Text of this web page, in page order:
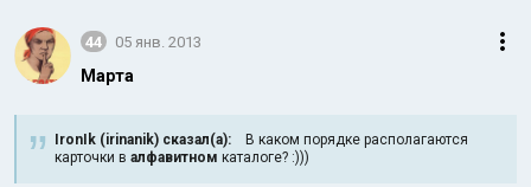
44 05 янв. 2013
Марта
IronIk (irinanik) сказал(а): В каком порядке располагаются
карточки в алфавитном каталоге? :)))